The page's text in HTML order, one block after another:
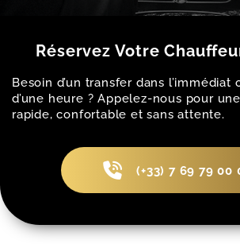
Réservez Votre
Besoin d’un transfer dans l’immédiat
d’une heure ? Appelez-nous pour
rapide, confortable et sans attente.
(+33) 7 69 79 00